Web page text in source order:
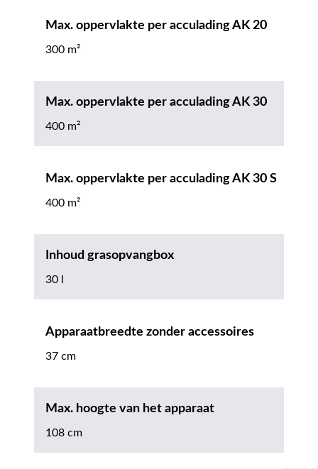
Max. oppervlakte per acculading AK 20
300 m²
Max. oppervlakte per acculading AK 30
400 m²
Max. oppervlakte per acculading AK 30 S
400 m²
Inhoud grasopvangbox
30 l
Apparaatbreedte zonder accessoires
37 cm
Max. hoogte van het apparaat
108 cm